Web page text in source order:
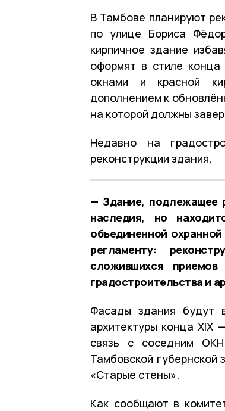
В Тамбове планируют
по улице Бориса
кирпичное здание
оформят в стиле
окнами и красной
дополнением к
на которой должны
Недавно на
реконструкции здания.
— Здание, подлежащее
наследия, но
объединенной
регламенту:
сложившихся
градостроительства и
Фасады здания будут
архитектуры конца XIX
связь с соседним
Тамбовской
«Старые стены».
Как сообщают в